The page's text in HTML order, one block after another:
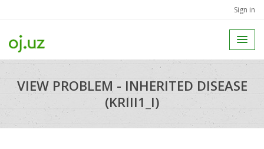
Sign in
VIEW PROBLEM - INHERITED DISEASE
(KRIII1_I)